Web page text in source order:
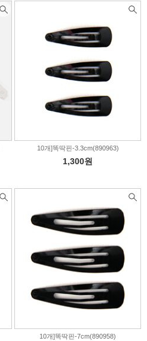
10개]똑딱핀-3.3cm(890963)
1,300원
10개]똑딱핀-7cm(890958)